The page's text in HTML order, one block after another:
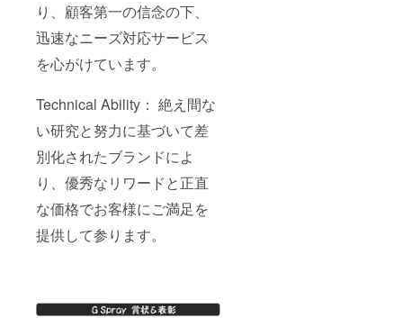
り、顧客第一の信念の下、
迅速なニーズ対応サービス
を心がけています。
Technical Ability： 絶え間な
い研究と努力に基づいて差
別化されたブランドによ
り、優秀なリワードと正直
な価格でお客様にご満足を
提供して参ります。